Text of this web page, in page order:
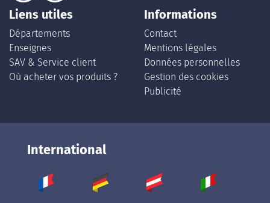
Liens utiles
Départements
Enseignes
SAV & Service client
Où acheter vos produits ?
Informations
Contact
Mentions légales
Données personnelles
Gestion des cookies
Publicité
International